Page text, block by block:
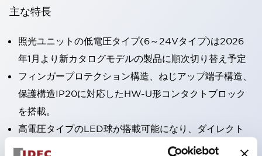
主な特長
照光ユニットの低電圧タイプ(6～24Vタイプ)は2026
年1月より新カタログモデルの製品に順次切り替え予定
フィンガープロテクション構造、ねじアップ端子構造、
保護構造IP20に対応したHW-U形コンタクトブロック
を搭載。
高電圧タイプのLED球が搭載可能になり、ダイレクト
タイプの定格使用電圧が最大240Vまで対応可能になり